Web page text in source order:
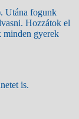
Utána fogunk
Hozzátok el
minden gyerek
is.